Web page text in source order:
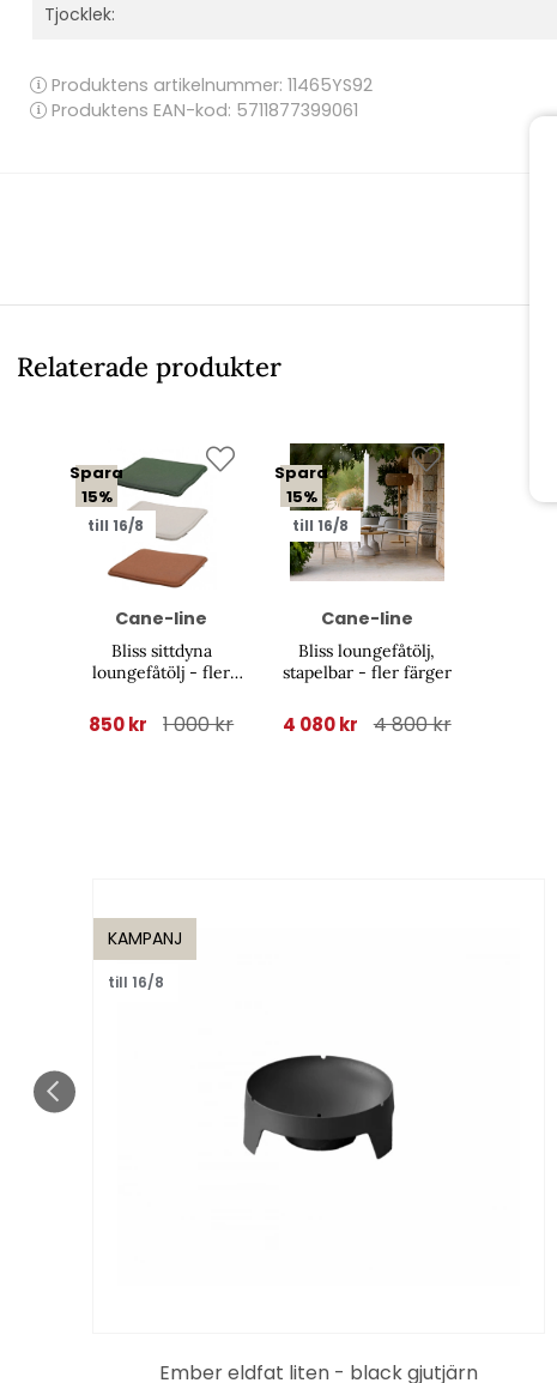
Tjocklek:
Produktens artikelnummer: 11465YS92
Produktens EAN-kod: 5711877399061
Relaterade produkter
Spara
15%
till 16/8
Cane-line
Bliss sittdyna
loungefåtölj - fler
850 kr 1 000 kr
Spara
15%
till 16/8
Cane-line
Bliss loungefåtölj,
stapelbar - fler färger
4 080 kr 4 800 kr
KAMPANJ
till 16/8
Ember eldfat liten - black gjutjärn